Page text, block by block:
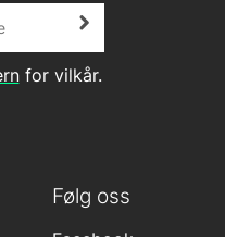
for vilkår.
Følg oss